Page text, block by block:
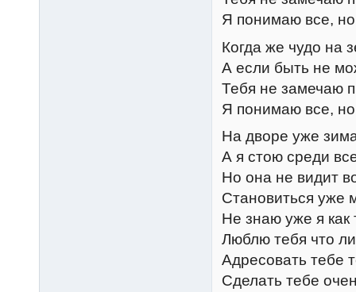
Я понимаю все,
Когда же чудо на
А если быть не
Тебя не замечаю
Я понимаю все,
На дворе уже
А я стою среди
Но она не видит
Становиться уже
Не знаю уже я как
Люблю тебя что
Адресовать тебе
Сделать тебе